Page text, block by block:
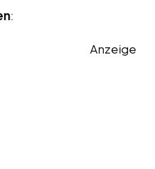
:
Anzeige